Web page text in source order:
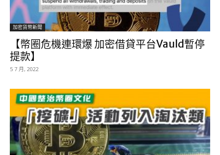
加密貨幣新聞
【幣圈危機連環爆 加密借貸平台Vauld暫停
提款】
5 7 月, 2022